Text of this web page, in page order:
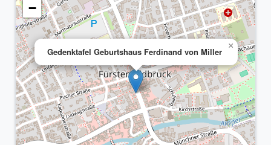
Gedenktafel Geburtshaus Ferdinand von Miller
×
−